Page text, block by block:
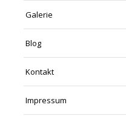
Galerie
Blog
Kontakt
Impressum